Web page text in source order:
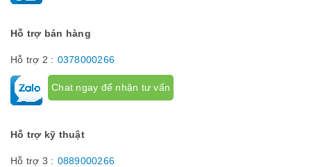
Hỗ trợ bán hàng
Hỗ trợ 2 : 0378000266
Chat ngay để nhận tư vấn
Hỗ trợ kỹ thuật
Hỗ trợ 3 : 0889000266